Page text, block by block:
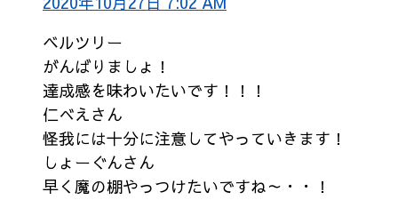
ベルツリー
がんばりましょ！
達成感を味わいたいです！！！
仁べえさん
怪我には十分に注意してやっていきます！
しょーぐんさん
早く魔の棚やっつけたいですね～・・！